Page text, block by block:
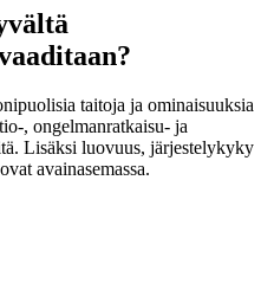
taitoja ja ominaisuuksia
, ongelmanratkaisu- ja
Lisäksi luovuus, järjestelykyky
avainasemassa.